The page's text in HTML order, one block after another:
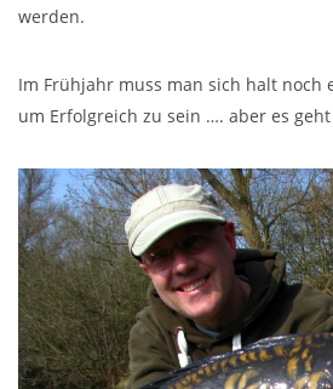
werden.
Im Frühjahr muss man sich halt noch
um Erfolgreich zu sein …. aber es